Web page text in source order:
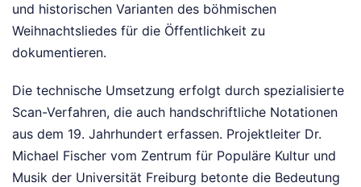
und historischen Varianten des böhmischen
Weihnachtsliedes für die Öffentlichkeit zu
dokumentieren.
Die technische Umsetzung erfolgt durch spezialisierte
Scan-Verfahren, die auch handschriftliche Notationen
aus dem 19. Jahrhundert erfassen. Projektleiter Dr.
Michael Fischer vom Zentrum für Populäre Kultur und
Musik der Universität Freiburg betonte die Bedeutung